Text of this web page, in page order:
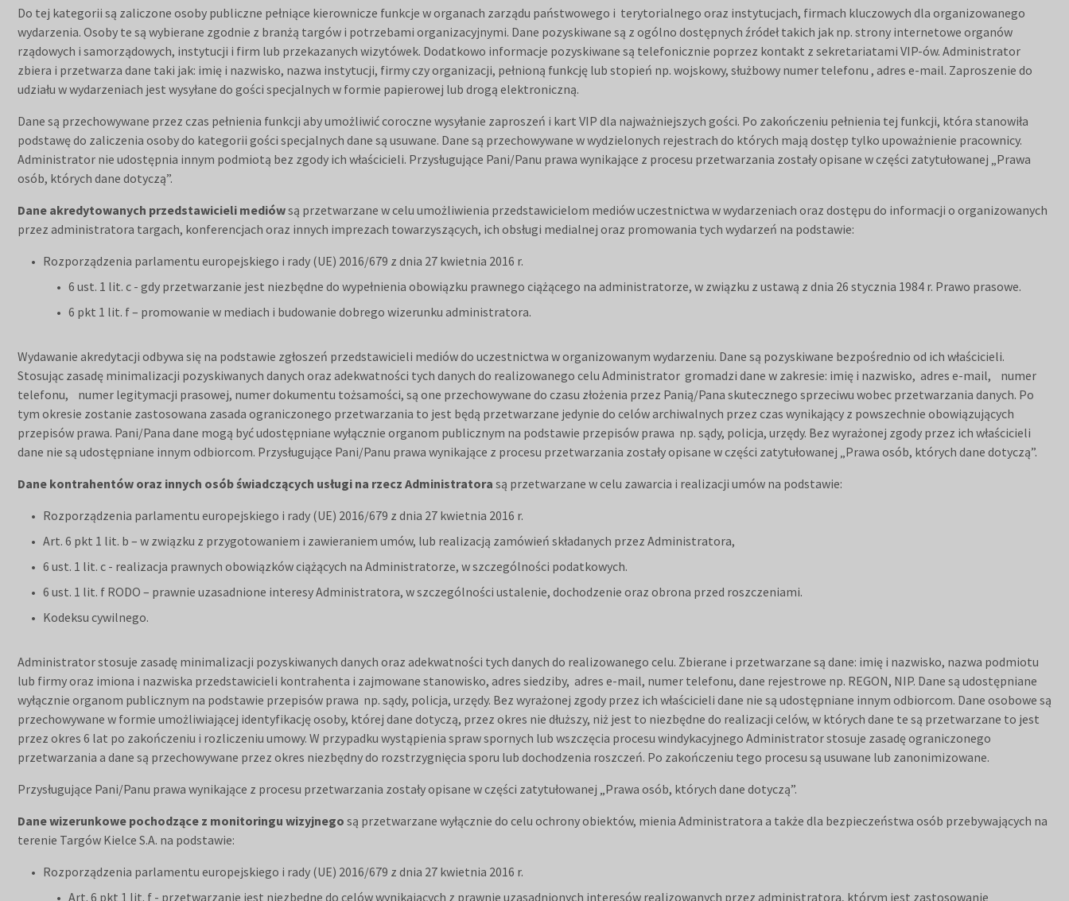
Do tej kategorii są zaliczone osoby publiczne pełniące kierownicze funkcje w organach zarządu państwowego i terytorialnego oraz instytucjach, firmach kluczowych dla organizowanego
wydarzenia. Osoby te są wybierane zgodnie z branżą targów i potrzebami organizacyjnymi. Dane pozyskiwane są z ogólno dostępnych źródeł takich jak np. strony internetowe organów
rządowych i samorządowych, instytucji i firm lub przekazanych wizytówek. Dodatkowo informacje pozyskiwane są telefonicznie poprzez kontakt z sekretariatami VIP-ów. Administrator
zbiera i przetwarza dane taki jak: imię i nazwisko, nazwa instytucji, firmy czy organizacji, pełnioną funkcję lub stopień np. wojskowy, służbowy numer telefonu , adres e-mail. Zaproszenie do
udziału w wydarzeniach jest wysyłane do gości specjalnych w formie papierowej lub drogą elektroniczną.
Dane są przechowywane przez czas pełnienia funkcji aby umożliwić coroczne wysyłanie zaproszeń i kart VIP dla najważniejszych gości. Po zakończeniu pełnienia tej funkcji, która stanowiła
podstawę do zaliczenia osoby do kategorii gości specjalnych dane są usuwane. Dane są przechowywane w wydzielonych rejestrach do których mają dostęp tylko upoważnienie pracownicy.
Administrator nie udostępnia innym podmiotą bez zgody ich właścicieli. Przysługujące Pani/Panu prawa wynikające z procesu przetwarzania zostały opisane w części zatytułowanej „Prawa
osób, których dane dotyczą”.
Dane akredytowanych przedstawicieli mediówsą przetwarzane w celu umożliwienia przedstawicielom mediów uczestnictwa w wydarzeniach oraz dostępu do informacji o organizowanych
przez administratora targach, konferencjach oraz innych imprezach towarzyszących, ich obsługi medialnej oraz promowania tych wydarzeń na podstawie:
Rozporządzenia parlamentu europejskiego i rady (UE) 2016/679 z dnia 27 kwietnia 2016 r.
6 ust. 1 lit. c - gdy przetwarzanie jest niezbędne do wypełnienia obowiązku prawnego ciążącego na administratorze, w związku z ustawą z dnia 26 stycznia 1984 r. Prawo prasowe.
6 pkt 1 lit. f – promowanie w mediach i budowanie dobrego wizerunku administratora.
Wydawanie akredytacji odbywa się na podstawie zgłoszeń przedstawicieli mediów do uczestnictwa w organizowanym wydarzeniu. Dane są pozyskiwane bezpośrednio od ich właścicieli.
Stosując zasadę minimalizacji pozyskiwanych danych oraz adekwatności tych danych do realizowanego celu Administrator gromadzi dane w zakresie: imię i nazwisko, adres e-mail, numer
telefonu, numer legitymacji prasowej, numer dokumentu tożsamości, są one przechowywane do czasu złożenia przez Panią/Pana skutecznego sprzeciwu wobec przetwarzania danych. Po
tym okresie zostanie zastosowana zasada ograniczonego przetwarzania to jest będą przetwarzane jedynie do celów archiwalnych przez czas wynikający z powszechnie obowiązujących
przepisów prawa. Pani/Pana dane mogą być udostępniane wyłącznie organom publicznym na podstawie przepisów prawa np. sądy, policja, urzędy. Bez wyrażonej zgody przez ich właścicieli
dane nie są udostępniane innym odbiorcom. Przysługujące Pani/Panu prawa wynikające z procesu przetwarzania zostały opisane w części zatytułowanej „Prawa osób, których dane dotyczą”.
Dane kontrahentów oraz innych osób świadczących usługi na rzecz Administratora są przetwarzane w celu zawarcia i realizacji umów na podstawie:
Rozporządzenia parlamentu europejskiego i rady (UE) 2016/679 z dnia 27 kwietnia 2016 r.
Art. 6 pkt 1 lit. b – w związku z przygotowaniem i zawieraniem umów, lub realizacją zamówień składanych przez Administratora,
6 ust. 1 lit. c - realizacja prawnych obowiązków ciążących na Administratorze, w szczególności podatkowych.
6 ust. 1 lit. f RODO – prawnie uzasadnione interesy Administratora, w szczególności ustalenie, dochodzenie oraz obrona przed roszczeniami.
Kodeksu cywilnego.
Administrator stosuje zasadę minimalizacji pozyskiwanych danych oraz adekwatności tych danych do realizowanego celu. Zbierane i przetwarzane są dane: imię i nazwisko, nazwa podmiotu
lub firmy oraz imiona i nazwiska przedstawicieli kontrahenta i zajmowane stanowisko, adres siedziby, adres e-mail, numer telefonu, dane rejestrowe np. REGON, NIP. Dane są udostępniane
wyłącznie organom publicznym na podstawie przepisów prawa np. sądy, policja, urzędy. Bez wyrażonej zgody przez ich właścicieli dane nie są udostępniane innym odbiorcom. Dane osobowe są
przechowywane w formie umożliwiającej identyfikację osoby, której dane dotyczą, przez okres nie dłuższy, niż jest to niezbędne do realizacji celów, w których dane te są przetwarzane to jest
przez okres 6 lat po zakończeniu i rozliczeniu umowy. W przypadku wystąpienia spraw spornych lub wszczęcia procesu windykacyjnego Administrator stosuje zasadę ograniczonego
przetwarzania a dane są przechowywane przez okres niezbędny do rozstrzygnięcia sporu lub dochodzenia roszczeń. Po zakończeniu tego procesu są usuwane lub zanonimizowane.
Przysługujące Pani/Panu prawa wynikające z procesu przetwarzania zostały opisane w części zatytułowanej „Prawa osób, których dane dotyczą”.
Dane wizerunkowe pochodzące z monitoringu wizyjnego są przetwarzane wyłącznie do celu ochrony obiektów, mienia Administratora a także dla bezpieczeństwa osób przebywających na
terenie Targów Kielce S.A. na podstawie:
Rozporządzenia parlamentu europejskiego i rady (UE) 2016/679 z dnia 27 kwietnia 2016 r.
Art. 6 pkt 1 lit. f - przetwarzanie jest niezbędne do celów wynikających z prawnie uzasadnionych interesów realizowanych przez administratora, którym jest zastosowanie